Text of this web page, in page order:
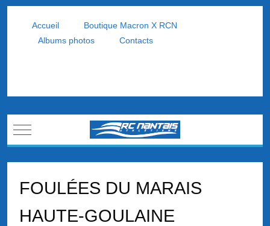
Accueil
Boutique Macron X RCN
Albums photos
Contacts
Mobile Menu Toggle
FOULÉES DU MARAIS
HAUTE-GOULAINE